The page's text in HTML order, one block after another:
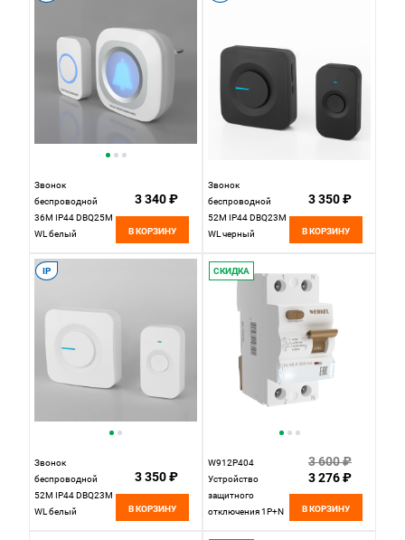
Звонок
беспроводной
36M IP44 DBQ25M
WL белый
3 340 ₽
В КОРЗИНУ
Звонок
беспроводной
52M IP44 DBQ23M
WL черный
3 350 ₽
В КОРЗИНУ
IP
Звонок
беспроводной
52M IP44 DBQ23M
WL белый
3 350 ₽
В КОРЗИНУ
СКИДКА
W912P404
Устройство
защитного
отключения 1P+N
3 600 ₽
3 276 ₽
В КОРЗИНУ